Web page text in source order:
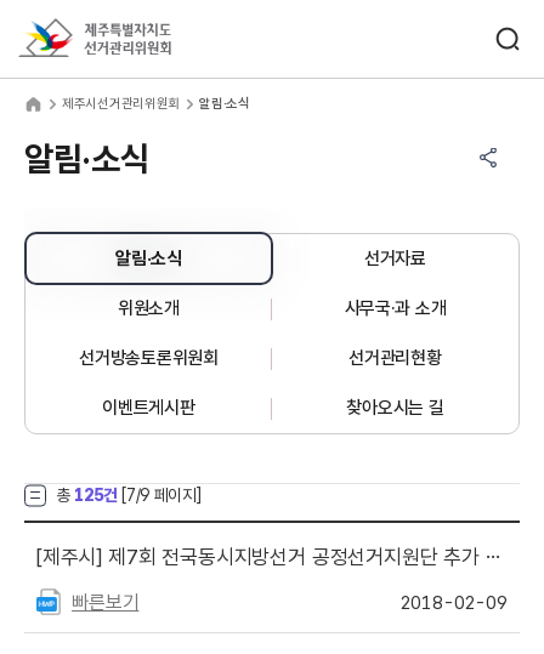
제주시선거관리위원회 알림·소식
알림·소식
알림·소식 선거자료
위원소개 사무국·과 소개
선거방송토론위원회 선거관리현황
이벤트게시판 찾아오시는 길
총 125건 [7/9 페이지]
[제주시] 제7회 전국동시지방선거 공정선거지원단 추가 모집 안내 (제주시선관위)
빠른보기 2018-02-09